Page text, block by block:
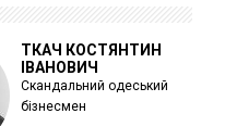
ТКАЧ КОСТЯНТИН
ІВАНОВИЧ
Скандальний одеський
бізнесмен